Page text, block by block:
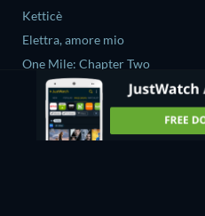
Ketticè
Elettra, amore mio
One Mile: Chapter Two
One Mile: Chapter One